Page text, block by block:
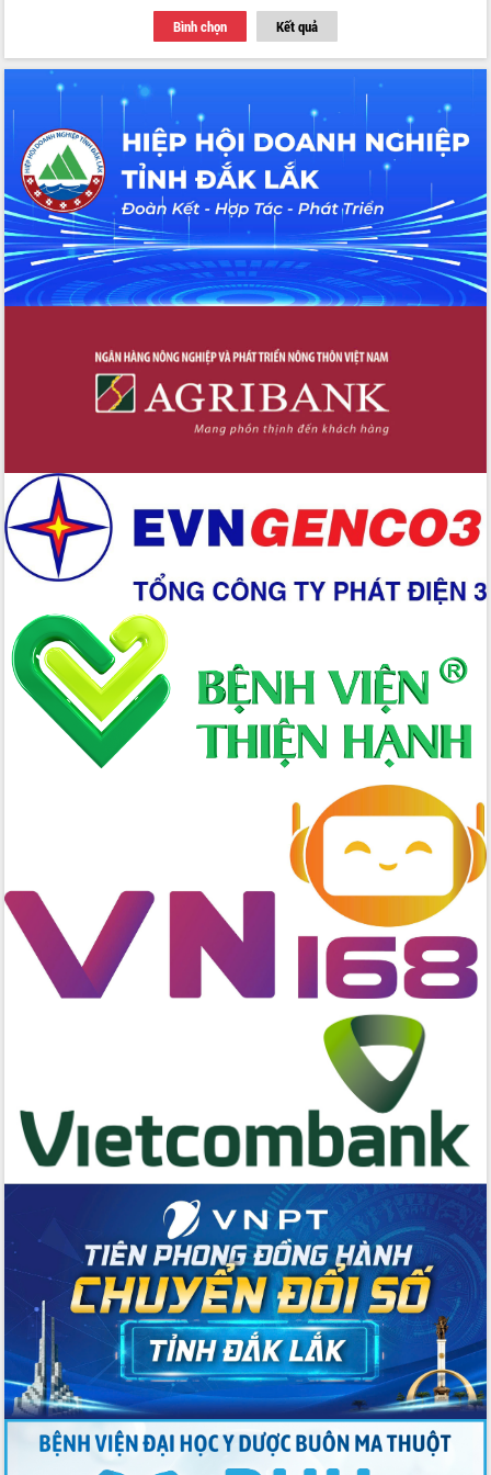
Thứ trưởng Bộ Y tế làm việc với tỉnh
Đắk Lắk về phát triển nhân lực y tế
cho trạm y tế cấp xã
Du lịch Đắk Lắk nâng tầm trải nghiệm
du khách thông qua Hệ thống cơ sở dữ
liệu và Bản đồ số
Tập huấn ứng dụng trí tuệ nhân tạo (AI)
trong thương mại điện tử năm 2026
Đoàn đại biểu Quốc hội tỉnh Đắk Lắk
trao đổi thông tin trước Kỳ họp thứ
nhất, Quốc hội khóa XVI
Quyết liệt cải cách hành chính, khơi
thông nguồn lực phát triển
tỉnh thông qua hiện đại hóa hành chính
Xã Ea Phê gắn cải cách hành chính với
Phó Chủ tịch Thường trực UBND tỉnh
tâm Phục vụ hành chính công xã Ea
Phê
Xây dựng nền hành chính số đồng
hành cùng nông dân dân, doanh nghiệp
Giai đoạn 2026-2030, Đắk Lắk phấn
đấu có 77% xã đạt chuẩn nông thôn
mới
Chuyển đổi số 'mở đường' cho nông
nghiệp Đắk Lắk tăng trưởng bứt phá
Triển khai đồng bộ đo đạc, lập hồ sơ
địa chính, hoàn thiện cơ sở dữ liệu đất
Ứng dụng sinh trắc học - Bước tiến
nghệ, hướng tới phát triển thủy sản
bền vững
Tập huấn nâng cao năng lực triển khai
chuyển đổi số cho cán bộ, công chức
cấp xã
tâm đạt được mục tiêu tăng trưởng
hai con số trong năm 2026
Tổ chức trang trọng Lễ hội Đền thờ
Lương Văn Chánh năm 2026
Phó Bí thư Tỉnh ủy Đắk Lắk Đỗ Hữu
Huy giữ chức Bí thư Đảng ủy Ủy Ban
Nhân dân tỉnh
Bệnh án điện tử thúc đẩy chuyển đổi
số y tế tại Đắk Lắk
Chuyển đổi số thư viện: Mở rộng
không gian tri thức trong thời đại số
Đánh giá, rút kinh nghiệm công tác tổ
chức diễn tập trước ngày bầu cử
Chương trình “Gặp gỡ hữu nghị –
Friendship Meeting New Year 2026”
Bình chọn Kết quả